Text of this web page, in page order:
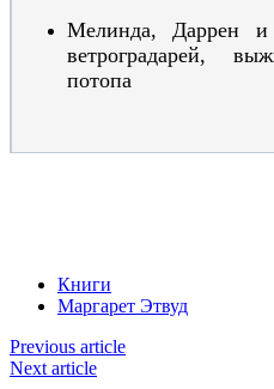
Мелинда, Даррен
ветроградарей,
потопа
Книги
Маргарет Этвуд
Previous article
Next article